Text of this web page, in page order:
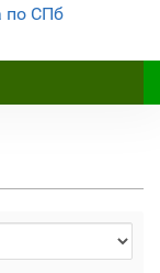
по СПб